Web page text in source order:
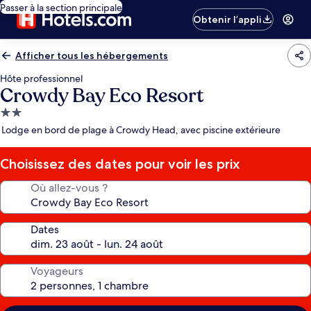
Passer à la section principale
Obtenir l’appli
Afficher tous les hébergements
Hôte professionnel
Crowdy Bay Eco Resort
Hébergement
2.0 étoiles
Lodge en bord de plage à Crowdy Head, avec piscine extérieure
Choisissez des dates pour voir les prix
Où allez-vous ?
Dates
Voyageurs